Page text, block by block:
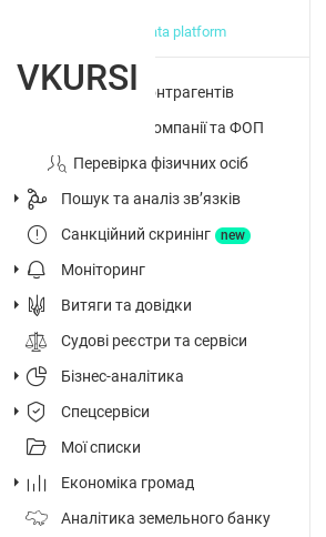
big data platform
Перевірка контрагентів
Досьє на компанії та ФОП
Перевірка фізичних осіб
Пошук та аналіз звʼязків
Санкційний скринінг
new
Моніторинг
Витяги та довідки
Судові реєстри та сервіси
Бізнес-аналітика
Спецсервіси
Мої списки
Економіка громад
Аналітика земельного банку
VKURSI